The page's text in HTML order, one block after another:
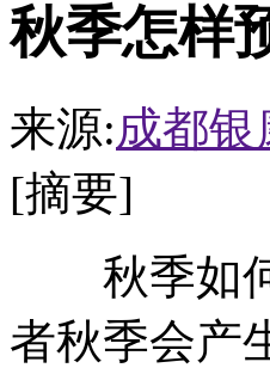
秋季怎样
来源:成都
[摘要]
秋季如何
者秋季会产